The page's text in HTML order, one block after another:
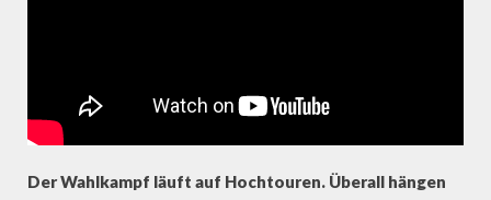
Der Wahlkampf läuft auf Hochtouren. Überall hängen